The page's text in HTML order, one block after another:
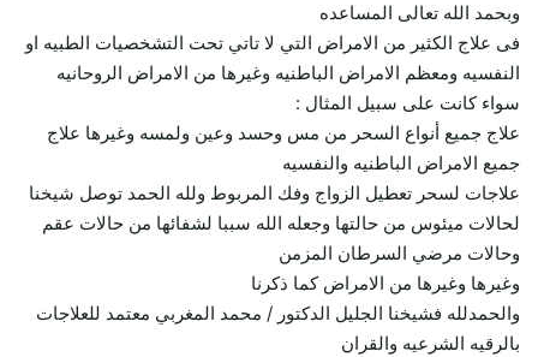
وبحمد الله تعالى المساعده
فى علاج الكثير من الامراض التي لا تاتي تحت التشخصيات الطبيه او
النفسيه ومعظم الامراض الباطنيه وغيرها من الامراض الروحانيه
سواء كانت على سبيل المثال :
علاج جميع أنواع السحر من مس وحسد وعين ولمسه وغيرها علاج
جميع الامراض الباطنيه والنفسيه
علاجات لسحر تعطيل الزواج وفك المربوط ولله الحمد توصل شيخنا
لحالات ميئوس من حالتها وجعله الله سببا لشفائها من حالات عقم
وحالات مرضي السرطان المزمن
وغيرها وغيرها من الامراض كما ذكرنا
والحمدلله فشيخنا الجليل الدكتور / محمد المغربي معتمد للعلاجات
بالرقيه الشرعيه والقران